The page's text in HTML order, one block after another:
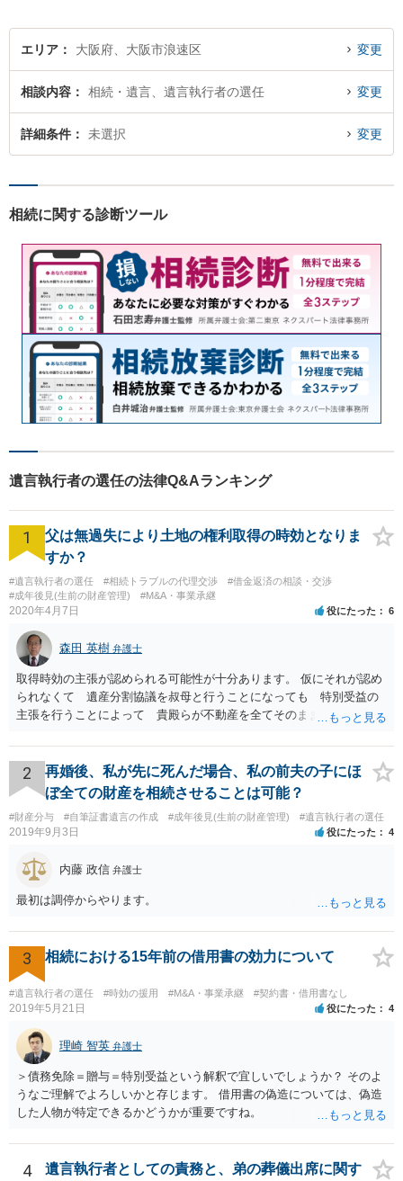
エリア 大阪府、大阪市浪速区 変更
相談内容 相続・遺言、遺言執行者の選任 変更
詳細条件 未選択 変更
相続に関する診断ツール
遺言執行者の選任の法律Q&Aランキング
1
父は無過失により土地の権利取得の時効となりま
すか？
#遺言執行者の選任 #相続トラブルの代理交渉
#借金返済の相談・交渉
#成年後見(生前の財産管理)
#M&A・事業承継
2020年4月7日 役にたった 6
森田 英樹 弁護士
取得時効の主張が認められる可能性が十分あります。 仮にそれが認め
られなくて 遺産分割協議を叔母と行うことになっても 特別受益の
主張を行うことによって 貴殿らが不動産を全てそのまま取得できる
2
再婚後、私が先に死んだ場合、私の前夫の子にほ
ぼ全ての財産を相続させることは可能？
#財産分与 #自筆証書遺言の作成 #成年後見(生前の財産管理) #遺言執行者の選任
2019年9月3日 役にたった 4
内藤 政信 弁護士
最初は調停からやります。
3 相続における15年前の借用書の効力について
#遺言執行者の選任 #時効の援用 #M&A・事業承継 #契約書・借用書なし
2019年5月21日 役にたった 4
理崎 智英 弁護士
＞債務免除＝贈与＝特別受益という解釈で宜しいでしょうか？ そのよ
うなご理解でよろしいかと存じます。 借用書の偽造については、偽造
した人物が特定できるかどうかが重要ですね。
4
遺言執行者としての責務と、弟の葬儀出席に関す